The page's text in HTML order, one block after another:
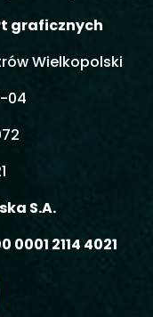
graficznych
Wielkopolski
04
S.A.
0001 2114 4021